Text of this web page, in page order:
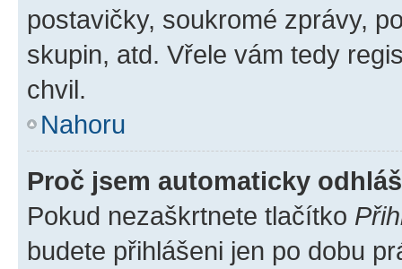
postavičky, soukromé zprávy,
skupin, atd. Vřele vám tedy
chvil.
Nahoru
Proč jsem automaticky
Pokud nezaškrtnete tlačítko
budete přihlášeni jen po dobu